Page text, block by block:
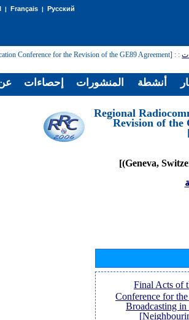
| Français| Русский
:
Conference for the Revision of the GE89 Agreement
[Regional
Revision of the
[Final Acts of
Conference for
Broadcasting
عن إحصاءات المنشورات أنشطة